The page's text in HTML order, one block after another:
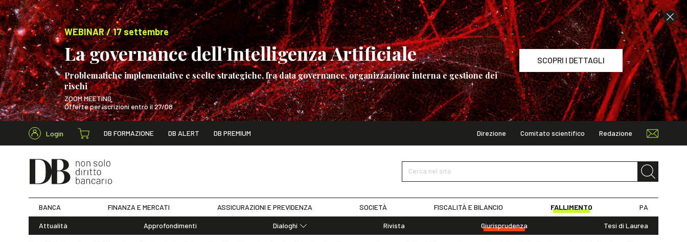
WEBINAR / 17 settembre
La governance dell’Intelligenza Artificiale
Problematiche implementative e scelte strategiche, fra data governance, organizzazione interna e gestione dei
rischi
ZOOM MEETING
Offerte per iscrizioni entro il 27/08
SCOPRI I DETTAGLI
WEBINAR / 17 settembre
Login DB FORMAZIONE DB ALERT DB PREMIUM Direzione Comitato scientifico Redazione
Cerca nel sito
Cerca nel sito
BANCA FINANZA E MERCATI ASSICURAZIONI E PREVIDENZA SOCIETÀ FISCALITÀ E BILANCIO FALLIMENTO PA
Attualità Approfondimenti
Dialoghi
Rivista Giurisprudenza Tesi di Laurea